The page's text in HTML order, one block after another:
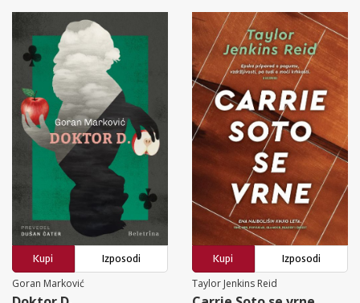
Kupi
Izposodi
Goran Marković
Kupi
Izposodi
Taylor Jenkins Reid